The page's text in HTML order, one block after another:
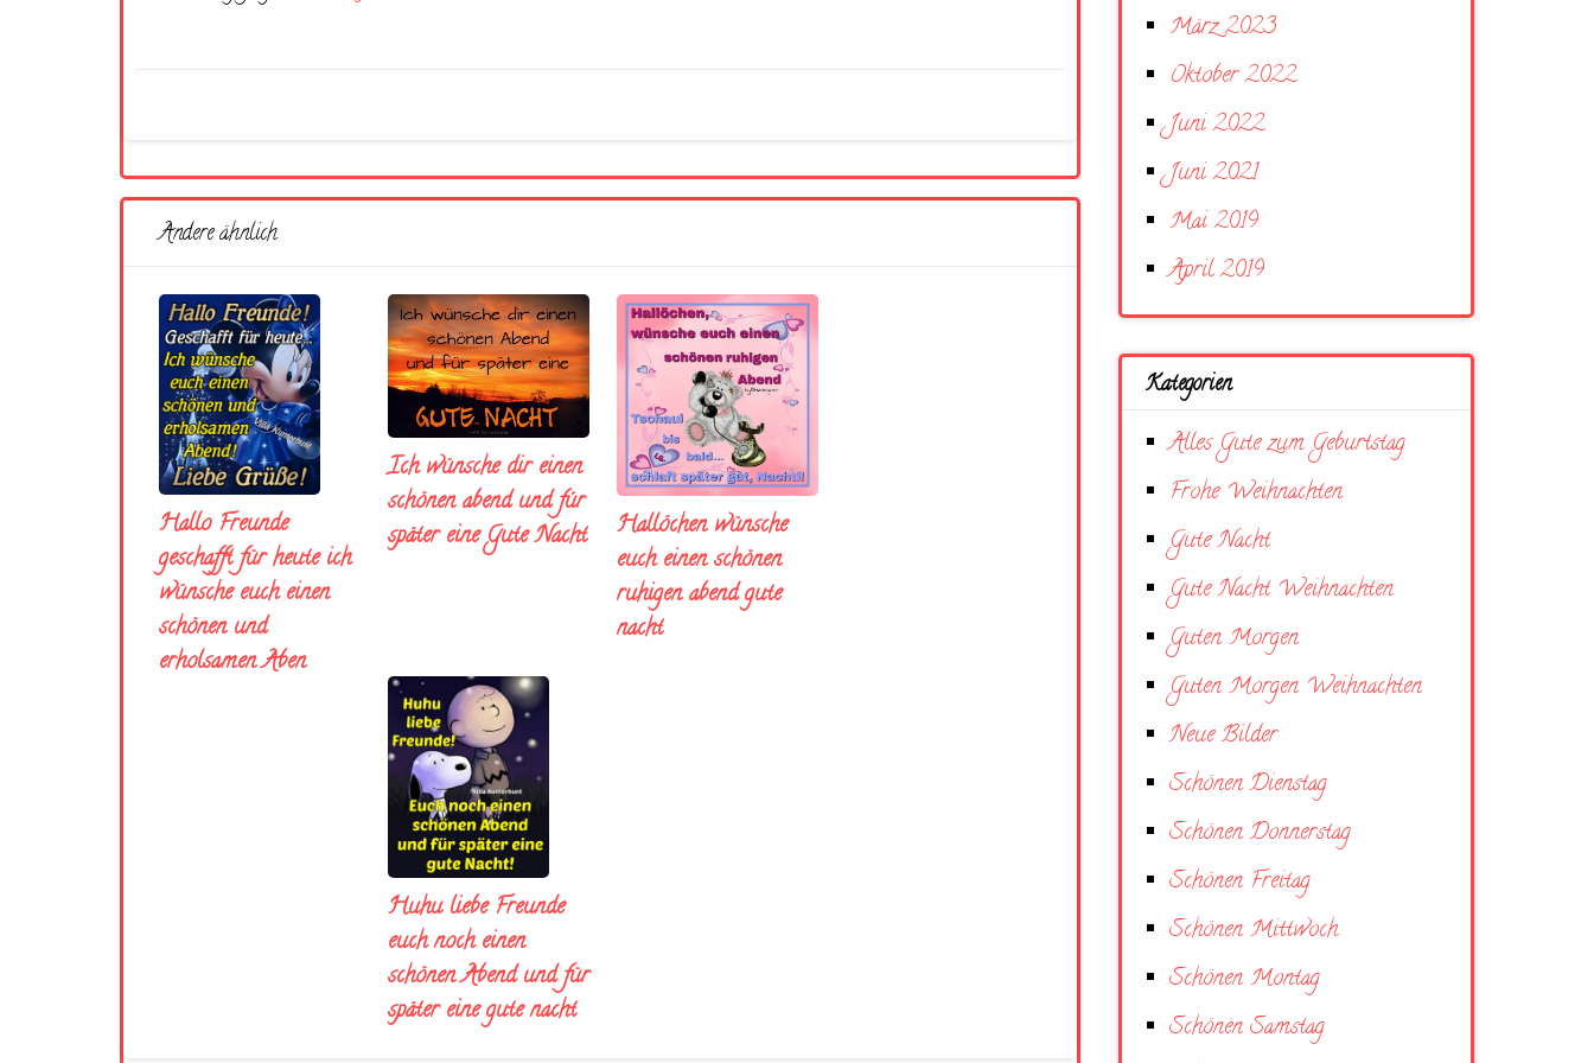
Andere ähnlich
Hallo Freunde
geschafft für heute ich
wünsche euch einen
schönen und
erholsamen Aben
Ich wünsche dir einen
schönen abend und fúr
später eine Gute Nacht
Hallöchen wünsche
euch einen schönen
ruhigen abend gute
nacht
Huhu liebe Freunde
euch noch einen
schönen Abend und für
später eine gute nacht
März 2023
Oktober 2022
Juni 2022
Juni 2021
Mai 2019
April 2019
Kategorien
Alles Gute zum Geburtstag
Frohe Weihnachten
Gute Nacht
Gute Nacht Weihnachten
Guten Morgen
Guten Morgen Weihnachten
Neue Bilder
Schönen Dienstag
Schönen Donnerstag
Schönen Freitag
Schönen Mittwoch
Schönen Montag
Schönen Samstag